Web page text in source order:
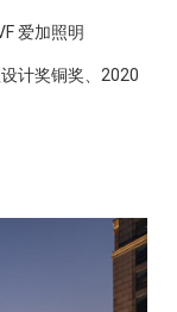
爱加照明
计奖铜奖、2020